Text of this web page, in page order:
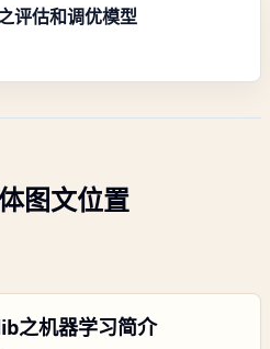
评估和调优模型
图文位置
之机器学习简介